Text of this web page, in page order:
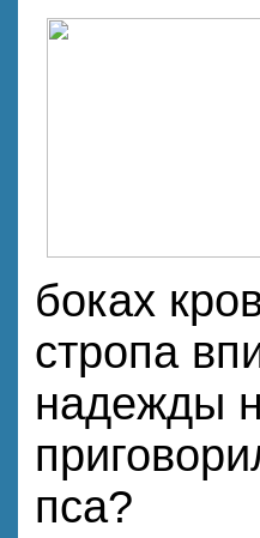
боках
стропа
надежды
пса?